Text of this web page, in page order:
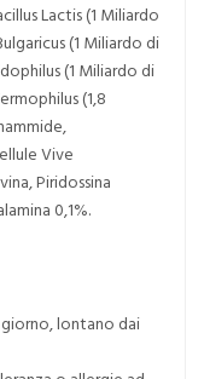
Lactis (1 Miliardo
(1 Miliardo di
(1 Miliardo di
(1,8
Vive
Piridossina
0,1%.
giorno, lontano dai